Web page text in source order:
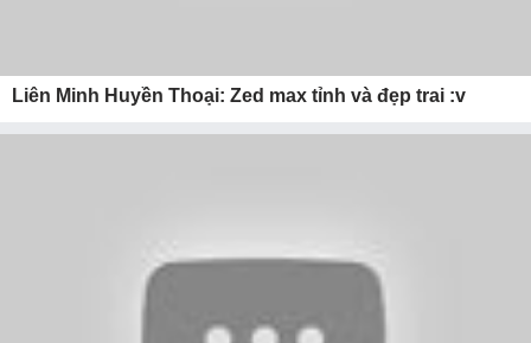
Liên Minh Huyền Thoại: Zed max tỉnh và đẹp trai :v